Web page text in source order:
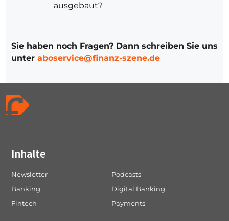
ausgebaut?
Sie haben noch Fragen? Dann schreiben Sie uns
unter aboservice@finanz-szene.de
Inhalte
Newsletter
Podcasts
Banking
Digital Banking
Fintech
Payments